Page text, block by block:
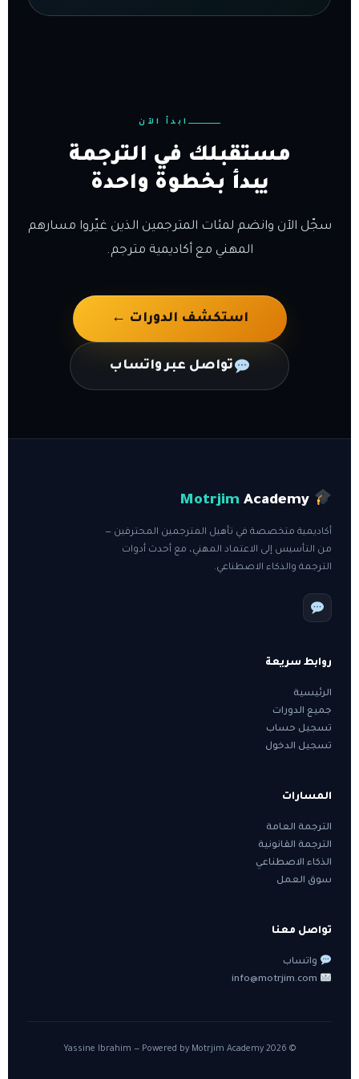
ابدأ الآن
مستقبلك في الترجمة
يبدأ بخطوة واحدة
سجّل الآن وانضم لمئات المترجمين الذين غيّروا مسارهم
المهني مع أكاديمية مترجم.
استكشف الدورات ←
تواصل عبر واتساب
Motrjim Academy
أكاديمية متخصصة في تأهيل المترجمين المحترفين —
من التأسيس إلى الاعتماد المهني، مع أحدث أدوات
الترجمة والذكاء الاصطناعي.
روابط سريعة
الرئيسية
جميع الدورات
تسجيل حساب
تسجيل الدخول
المسارات
الترجمة العامة
الترجمة القانونية
الذكاء الاصطناعي
سوق العمل
تواصل معنا
واتساب
© 2026 Yassine Ibrahim — Powered by Motrjim Academy